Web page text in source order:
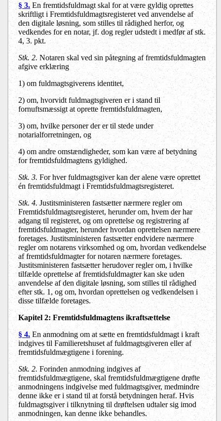
§ 3. En fremtidsfuldmagt skal for at være gyldig oprettes
skriftligt i Fremtidsfuldmagtsregisteret ved anvendelse af
den digitale løsning, som stilles til rådighed herfor, og
vedkendes for en notar, jf. dog regler udstedt i medfør af stk.
4, 3. pkt.
Stk. 2. Notaren skal ved sin påtegning af fremtidsfuldmagten
afgive erklæring
1) om fuldmagtsgiverens identitet,
2)om, hvorvidt fuldmagtsgiveren er i stand til
fornuftsmæssigt at oprette fremtidsfuldmagten,
3) om, hvilke personer der er til stede under
notarialforretningen, og
4)om andre omstændigheder, som kan være af betydning
for fremtidsfuldmagtens gyldighed.
Stk. 3. For hver fuldmagtsgiver kan der alene være oprettet
én fremtidsfuldmagt i Fremtidsfuldmagtsregisteret.
Stk. 4.Justitsministeren fastsætter nærmere regler om
Fremtidsfuldmagtsregisteret, herunder om, hvem der har
adgang til registeret, og om oprettelse og registrering af
fremtidsfuldmagter, herunder hvordan oprettelsen nærmere
foretages. Justitsministeren fastsætter endvidere nærmere
regler om notarens virksomhed og om, hvordan vedkendelse
af fremtidsfuldmagter for notaren nærmere foretages.
Justitsministeren fastsætter herudover regler om, i hvilke
tilfælde oprettelse af fremtidsfuldmagter kan ske uden
anvendelse af den digitale løsning, som stilles til rådighed
efter stk. 1, og om, hvordan oprettelsen og vedkendelsen i
disse tilfælde foretages.
Kapitel 2: Fremtidsfuldmagtens ikraftsættelse
§ 4.En anmodning om at sætte en fremtidsfuldmagt i kraft
indgives til Familieretshuset af fuldmagtsgiveren eller af
fremtidsfuldmægtigene i forening.
Stk. 2. Forinden anmodning indgives af
fremtidsfuldmægtigene, skal fremtidsfuldmægtigene drøfte
anmodningens indgivelse med fuldmagtsgiver, medmindre
denne ikke er i stand til at forstå betydningen heraf. Hvis
fuldmagtsgiver i tilknytning til drøftelsen udtaler sig imod
anmodningen, kan denne ikke behandles.